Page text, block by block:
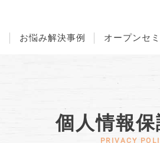
お悩み解決事例 オープンセ
個人情報